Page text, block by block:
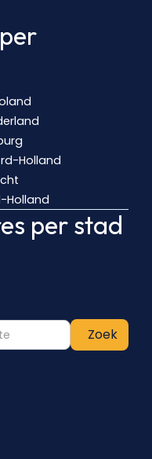
Holland
Holland
per stad